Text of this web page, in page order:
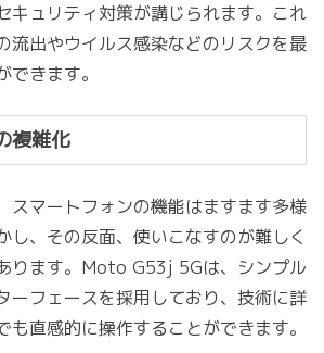
キュリティ対策が講じられます。これ
流出やウイルス感染などのリスクを最
きます。
複雑化
スマートフォンの機能はますます多様
し、その反面、使いこなすのが難しく
ります。Moto G53j 5Gは、シンプル
ーフェースを採用しており、技術に詳
も直感的に操作することができます。